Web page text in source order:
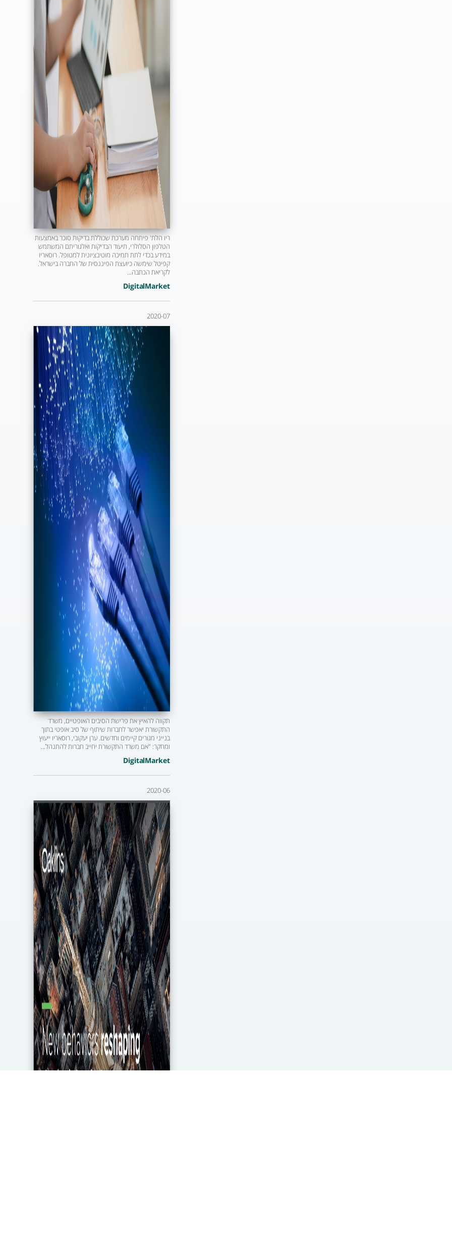
ריו הלת' פיתחה מערכת שכוללת בדיקות סוכר באמצעות
הטלפון הסלולרי, תיעוד הבדיקות ואלגוריתם המשתמש
במידע בכדי לתת תמיכה מוטיבציונית למטופל. רוסאריו
קפיטל שימשה כיועצת הפיננסית של החברה בישראל.
לקריאת הכתבה...
DigitalMarket
2020-07
תקווה להאיץ את פרישת הסיבים האופטיים, משרד
התקשורת יאפשר לחברות שיתוף של סיב אופטי בתוך
בנייני מגורים קיימים וחדשים. ערן יעקובי, רוסאריו ייעוץ
ומחקר: "אם משרד התקשורת יחייב חברות להתנהל...
DigitalMarket
2020-06